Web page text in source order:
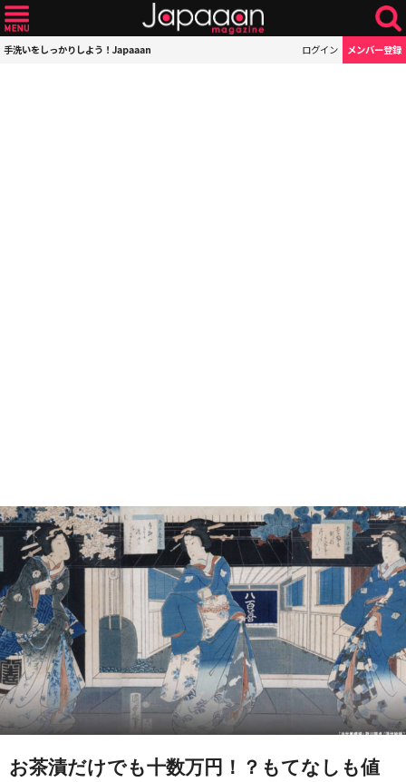
手洗いをしっかりしよう！Japaaan ログイン メンバー登録
お茶漬だけでも十数万円！？もてなしも値